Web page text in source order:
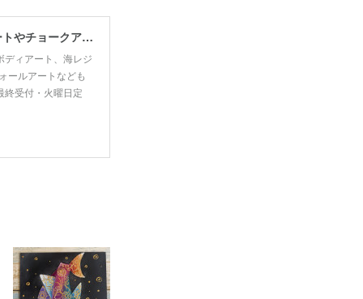
宮古島で思い出・お土産作るなら、宮古島思い出アート。人気のボディアートやチョークアート、海レジンアート体験が楽しめます！
ディアート、海レジ
ールアートなども
終受付・火曜日定